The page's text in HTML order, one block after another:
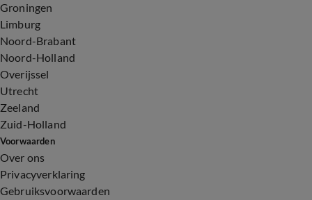
Groningen
Limburg
Noord-Brabant
Noord-Holland
Overijssel
Utrecht
Zeeland
Zuid-Holland
Voorwaarden
Over ons
Privacyverklaring
Gebruiksvoorwaarden